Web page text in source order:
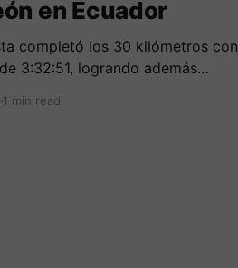
en Ecuador
completó los 30 kilómetros con
3:32:51, logrando además
general.
1 min read